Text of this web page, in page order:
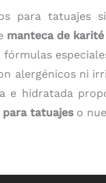
para tatuajes
manteca de karité
fórmulas
alergénicos ni
e hidratada
tatuajeso